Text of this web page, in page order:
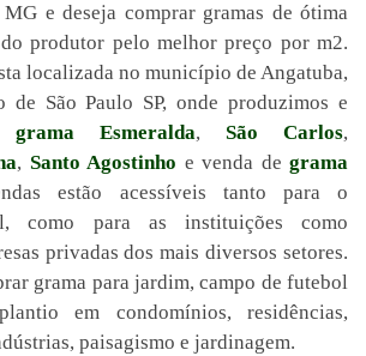
e deseja comprar gramas de ótima
produtor pelo melhor preço por m2.
localizada no município de Angatuba,
de São Paulo SP, onde produzimos e
grama Esmeralda, São Carlos,
, Santo Agostinho e venda degrama
estão acessíveis tanto para o
como para as instituições como
privadas dos mais diversos setores.
grama para jardim, campo de futebol
em condomínios, residências,
paisagismo e jardinagem.